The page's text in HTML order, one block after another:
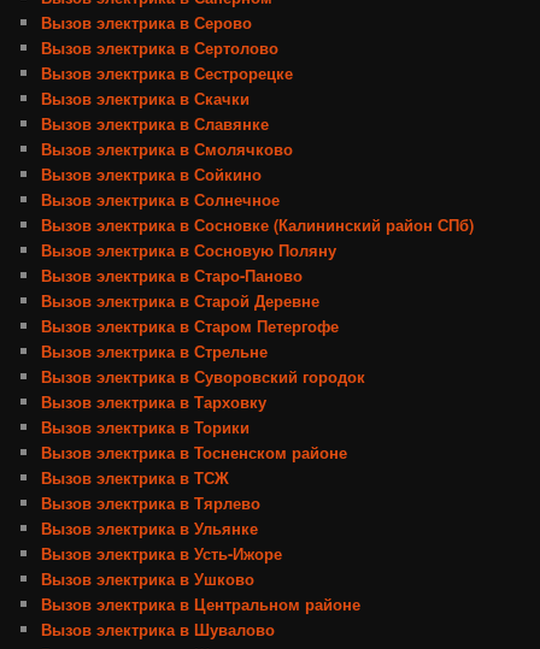
Вызов электрика в Серово
Вызов электрика в Сертолово
Вызов электрика в Сестрорецке
Вызов электрика в Скачки
Вызов электрика в Славянке
Вызов электрика в Смолячково
Вызов электрика в Сойкино
Вызов электрика в Солнечное
Вызов электрика в Сосновке (Калининский район СПб)
Вызов электрика в Сосновую Поляну
Вызов электрика в Старо-Паново
Вызов электрика в Старой Деревне
Вызов электрика в Старом Петергофе
Вызов электрика в Стрельне
Вызов электрика в Суворовский городок
Вызов электрика в Тарховку
Вызов электрика в Торики
Вызов электрика в Тосненском районе
Вызов электрика в ТСЖ
Вызов электрика в Тярлево
Вызов электрика в Ульянке
Вызов электрика в Усть-Ижоре
Вызов электрика в Ушково
Вызов электрика в Центральном районе
Вызов электрика в Шувалово